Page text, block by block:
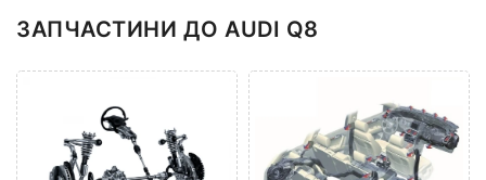
ЗАПЧАСТИНИ ДО AUDI Q8